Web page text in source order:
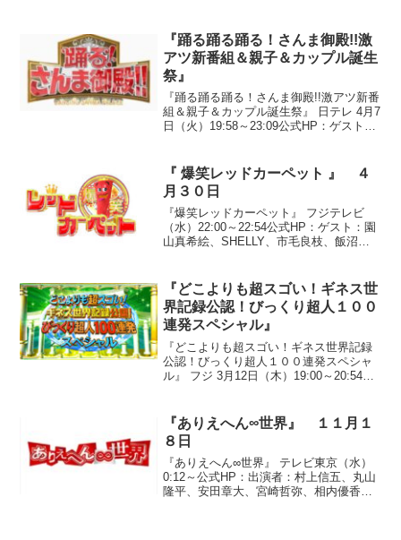
ぎて伝わらないモノマネ選手権１３』○...
『踊る踊る踊る！さんま御殿!!激
アツ新番組＆親子＆カップル誕生
祭』
『踊る踊る踊る！さんま御殿!!激アツ新番
組＆親子＆カップル誕生祭』 日テレ 4月7
日（火）19:58～23:09公式HP：ゲスト：
桑波田卓見、NON STYLE、石田み...
『 爆笑レッドカーペット 』 ４
月３０日
『爆笑レッドカーペット』 フジテレビ
（水）22:00～22:54公式HP：ゲスト：園
山真希絵、SHELLY、市毛良枝、飯沼誠
キングウォーキング「ミラクルカ...
『どこよりも超スゴい！ギネス世
界記録公認！びっくり超人１００
連発スペシャル』
『どこよりも超スゴい！ギネス世界記録
公認！びっくり超人１００連発スペシャ
ル』 フジ 3月12日（木）19:00～20:54公
ね、角田信朗、勝俣州和、スザンヌ、高
田あゆみ...
『ありえへん∞世界』 １１月１
８日
『ありえへん∞世界』 テレビ東京（水）
0:12～公式HP：出演者：村上信五、丸山
隆平、安田章大、宮崎哲弥、相内優香